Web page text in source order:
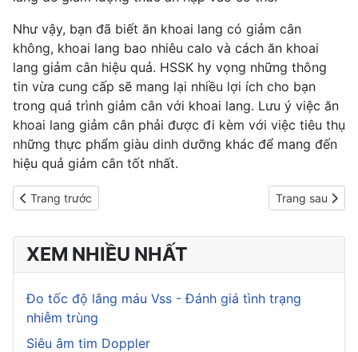
Như vậy, bạn đã biết ăn khoai lang có giảm cân
không, khoai lang bao nhiêu calo và cách ăn khoai
lang giảm cân hiệu quả. HSSK hy vọng những thông
tin vừa cung cấp sẽ mang lại nhiều lợi ích cho bạn
trong quá trình giảm cân với khoai lang. Lưu ý việc ăn
khoai lang giảm cân phải được đi kèm với việc tiêu thụ
những thực phẩm giàu dinh dưỡng khác để mang đến
hiệu quả giảm cân tốt nhất.
Previous article: Phương pháp giảm cân theo chế độ Atkins
Trang trước Next article:
Trang sau
XEM NHIỀU NHẤT
Đo tốc độ lắng máu Vss - Đánh giá tình trạng
nhiễm trùng
Siêu âm tim Doppler